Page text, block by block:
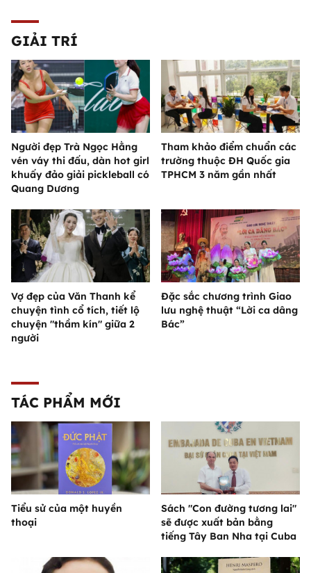
GIẢI TRÍ
Người đẹp Trà Ngọc Hằng
vén váy thi đấu, dàn hot girl
khuấy đảo giải pickleball có
Quang Dương
Tham khảo điểm chuẩn các
trường thuộc ĐH Quốc gia
TPHCM 3 năm gần nhất
Vợ đẹp của Văn Thanh kể
chuyện tình cổ tích, tiết lộ
chuyện "thầm kín" giữa 2
người
Đặc sắc chương trình Giao
lưu nghệ thuật “Lời ca dâng
Bác”
TÁC PHẨM MỚI
Tiểu sử của một huyền
thoại
Sách "Con đường tương lai"
sẽ được xuất bản bằng
tiếng Tây Ban Nha tại Cuba